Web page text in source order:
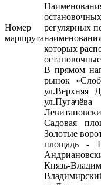
Номер
маршрута
регулярных
которых
В прямом
рынок
ул.Верхняя
Садовая
Золотые
площадь -
Князь-